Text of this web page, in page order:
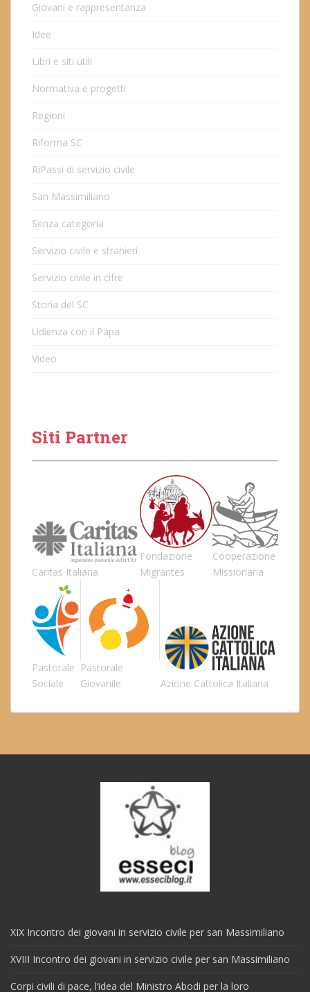
Giovani e rappresentanza
Idee
Libri e siti utili
Normativa e progetti
Regioni
Riforma SC
RiPassi di servizio civile
San Massimiliano
Senza categoria
Servizio civile e stranieri
Servizio civile in cifre
Storia del SC
Udienza con il Papa
Video
Siti Partner
Caritas Italiana
Fondazione
Migrantes
Cooperazione
Missionaria
Pastorale
Sociale
Pastorale
Giovanile
Azione Cattolica Italiana
XIX Incontro dei giovani in servizio civile per san Massimiliano
XVIII Incontro dei giovani in servizio civile per san Massimiliano
Corpi civili di pace, l’idea del Ministro Abodi per la loro